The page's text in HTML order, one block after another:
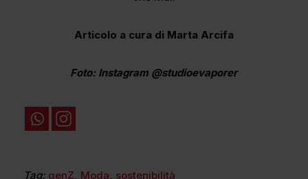
Articolo a cura di Marta Arcifa
Foto: Instagram @studioevaporer
Tag: genZ, Moda, sostenibilità